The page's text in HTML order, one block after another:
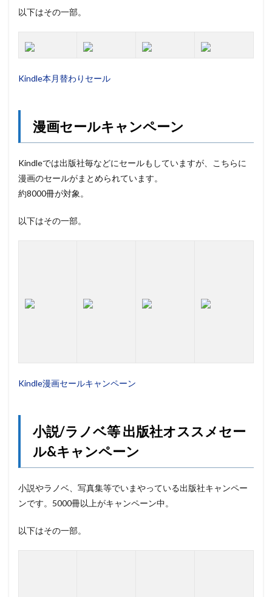
以下はその一部。
Kindle本月替わりセール
漫画セールキャンペーン
Kindleでは出版社毎などにセールもしていますが、こちらに
漫画のセールがまとめられています。
約8000冊が対象。
以下はその一部。
Kindle漫画セールキャンペーン
小説/ラノベ等 出版社オススメセー
ル&キャンペーン
小説やラノベ、写真集等でいまやっている出版社キャンペー
ンです。5000冊以上がキャンペーン中。
以下はその一部。